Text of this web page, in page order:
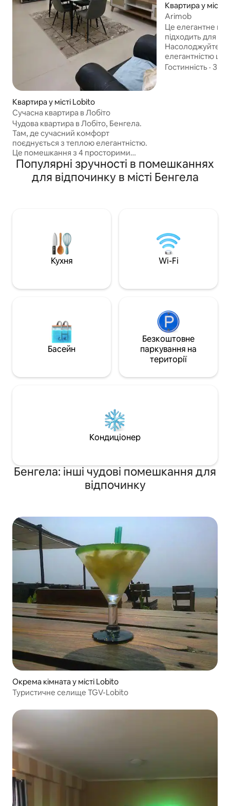
Квартира у місті Lobito
Сучасна квартира в Лобіто
Чудова квартира в Лобіто, Бенгела.
Там, де сучасний комфорт
поєднується з теплою елегантністю.
Це помешкання з 4 просторими
кімнатами, 4 ліжками та 3 сучасними
ванними кімнатами було спроєктовано
з метою забезпечення добробуту,
засобів, торгового центру Лобіто, за
5 хвилин від Порто-ду-Лобіто, за
5 хвилин від Рестінги, поруч із кількома
ресторанами. Це можливість для вас.
Квартира у місті
Arimob
Це елегантне
підходить для
елегантністю цих
3 спальнями,
зручного
Гостинність ·
Популярні зручності в помешканнях
для відпочинку в місті Бенгела
Кухня Wi-Fi
Басейн
Безкоштовне
паркування на
території
Кондиціонер
Бенгела: інші чудові помешкання для
відпочинку
Окрема кімната у місті Lobito
Туристичне селище TGV-Lobito